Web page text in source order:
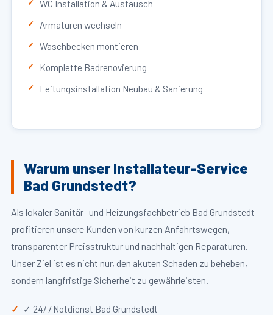
WC Installation & Austausch
Armaturen wechseln
Waschbecken montieren
Komplette Badrenovierung
Leitungsinstallation Neubau & Sanierung
Warum unser Installateur-Service
Bad Grundstedt?
Als lokaler Sanitär- und Heizungsfachbetrieb Bad Grundstedt
profitieren unsere Kunden von kurzen Anfahrtswegen,
transparenter Preisstruktur und nachhaltigen Reparaturen.
Unser Ziel ist es nicht nur, den akuten Schaden zu beheben,
sondern langfristige Sicherheit zu gewährleisten.
✓ 24/7 Notdienst Bad Grundstedt